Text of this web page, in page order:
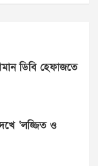
ডিবি হেফাজতে
‘লজ্জিত ও